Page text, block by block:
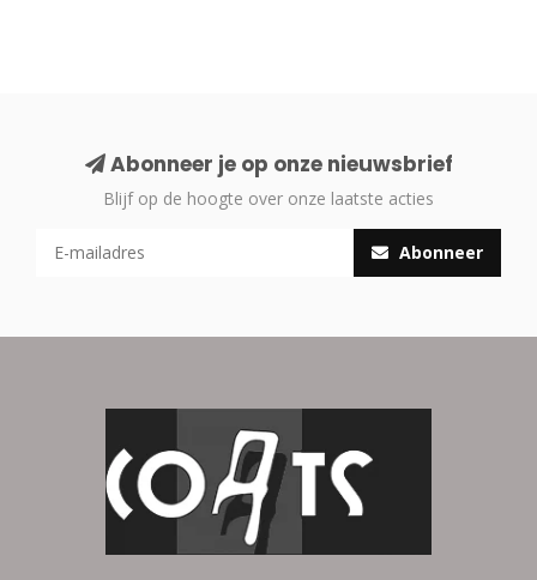
Abonneer je op onze nieuwsbrief
Blijf op de hoogte over onze laatste acties
Abonneer